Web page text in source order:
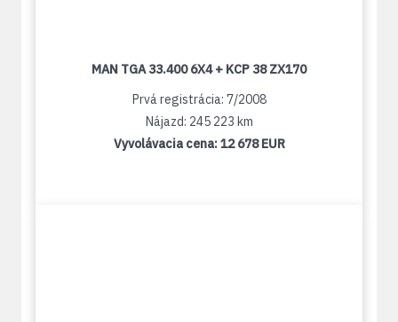
MAN TGA 33.400 6X4 + KCP 38 ZX170
Prvá registrácia: 7/2008
Nájazd: 245 223 km
Vyvolávacia cena:12 678 EUR